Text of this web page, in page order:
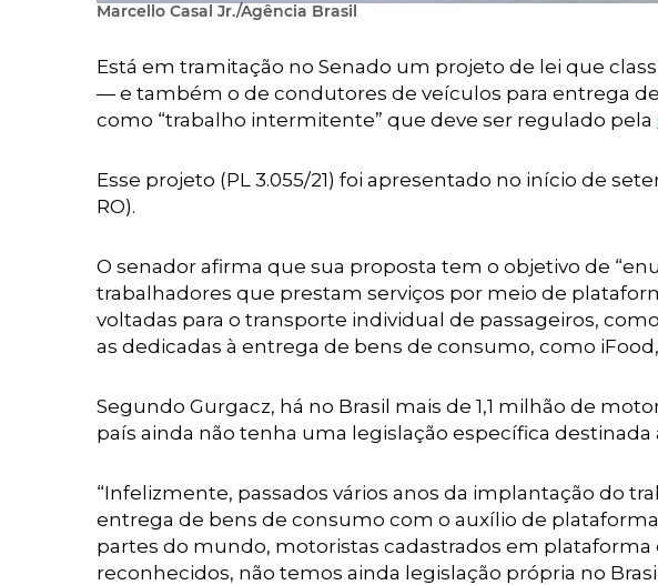
Marcello Casal Jr./Agência Brasil
Está em tramitação no Senado um projeto de lei que
— e também o de condutores de veículos para entrega
como “trabalho intermitente” que deve ser regulado pela
Esse projeto (PL 3.055/21) foi apresentado no início de
RO).
O senador afirma que sua proposta tem o objetivo de
trabalhadores que prestam serviços por meio de
voltadas para o transporte individual de passageiros,
as dedicadas à entrega de bens de consumo, como
Segundo Gurgacz, há no Brasil mais de 1,1 milhão de
país ainda não tenha uma legislação específica destinada
“Infelizmente, passados vários anos da implantação do
entrega de bens de consumo com o auxílio de
partes do mundo, motoristas cadastrados em
reconhecidos, não temos ainda legislação própria no